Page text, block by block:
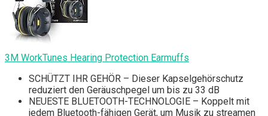
3M WorkTunes Hearing Protection Earmuffs
SCHÜTZT IHR GEHÖR – Dieser Kapselgehörschutz
reduziert den Geräuschpegel um bis zu 33 dB
NEUESTE BLUETOOTH-TECHNOLOGIE – Koppelt mit
jedem Bluetooth-fähigen Gerät, um Musik zu streamen